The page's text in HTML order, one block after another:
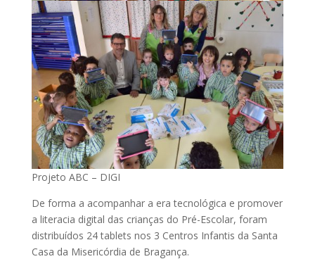
Projeto ABC – DIGI
De forma a acompanhar a era tecnológica e promover
a literacia digital das crianças do Pré-Escolar, foram
distribuídos 24 tablets nos 3 Centros Infantis da Santa
Casa da Misericórdia de Bragança.